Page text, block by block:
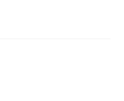
news
Viber
в LinkedIn